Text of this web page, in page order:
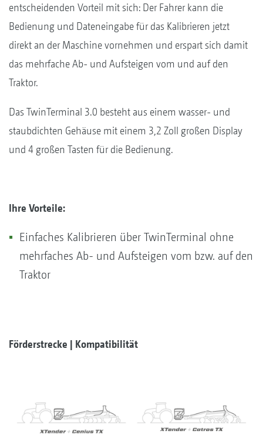
entscheidenden Vorteil mit sich: Der Fahrer kann die
Bedienung und Dateneingabe für das Kalibrieren jetzt
direkt an der Maschine vornehmen und erspart sich damit
das mehrfache Ab- und Aufsteigen vom und auf den
Traktor.
Das TwinTerminal 3.0 besteht aus einem wasser- und
staubdichten Gehäuse mit einem 3,2 Zoll großen Display
und 4 großen Tasten für die Bedienung.
Ihre Vorteile:
Einfaches Kalibrieren über TwinTerminal ohne
mehrfaches Ab- und Aufsteigen vom bzw. auf den
Traktor
Förderstrecke | Kompatibilität